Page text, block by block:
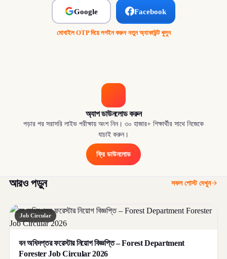
Google Facebook
মোবাইল OTP দিয়ে লগইন করুন·নতুন অ্যাকাউন্ট খুলুন
অ্যাপ ডাউনলোড করুন
পড়ার পর সরাসরি লাইভ পরীক্ষায় অংশ নিন। ৩০ হাজার+ শিক্ষার্থীর সাথে নিজেকে
যাচাই করুন।
ফ্রি ডাউনলোড
আরও পড়ুন সকল পোস্ট দেখুন
Job Circular
বন অধিদপ্তর ফরেস্টার নিয়োগ বিজ্ঞপ্তি – Forest Department
Forester Job Circular 2026